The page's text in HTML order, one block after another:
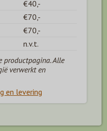
€40,-
€70,-
€70,-
n.v.t.
productpagina. Alle
verwerkt en
en levering